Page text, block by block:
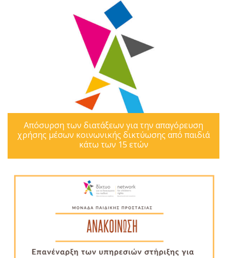
Απόσυρση των διατάξεων για την απαγόρευση
χρήσης μέσων κοινωνικής δικτύωσης από παιδιά
κάτω των 15 ετών